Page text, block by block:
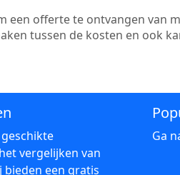
een offerte te ontvangen van
tussen de kosten en ook
vergelijken van
bieden een gratis
Ga